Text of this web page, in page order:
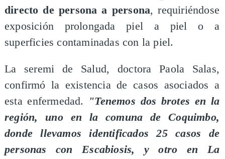
directo de persona a persona, requiriéndose
exposición prolongada piel a piel o a
superficies contaminadas con la piel.
La seremi de Salud, doctora Paola Salas,
confirmó la existencia de casos asociados a
esta enfermedad.
"Tenemos dos brotes en la
región, uno en la comuna de Coquimbo,
donde llevamos identificados 25 casos de
personas con Escabiosis, y otro en La